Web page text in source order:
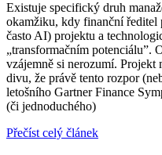
Existuje specifický druh
okamžiku, kdy finanční ředitel
často AI) projektu a
„transformačním potenciálu”.
vzájemně si nerozumí. Projekt
divu, že právě tento rozpor
letošního Gartner Finance
(či jednoduchého)
Přečíst celý článek